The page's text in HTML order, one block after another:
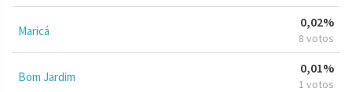
Maricá
0,02%
8 votos
Bom Jardim
0,01%
1 votos